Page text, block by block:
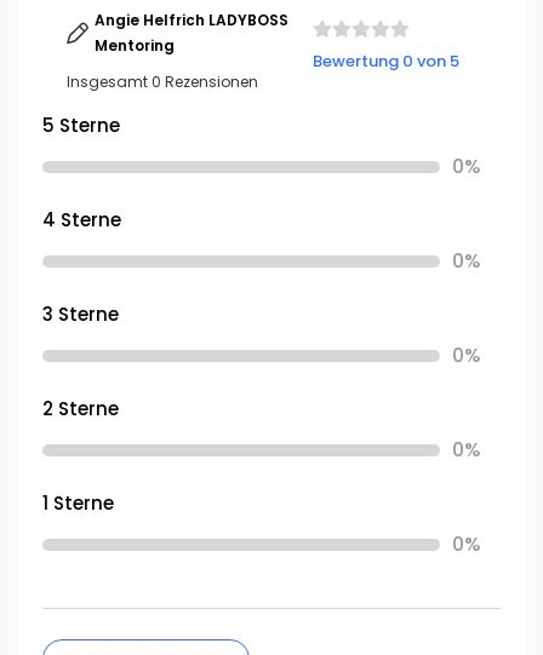
Angie Helfrich LADYBOSS
Mentoring
Insgesamt 0 Rezensionen
Bewertung 0 von 5
5 Sterne
0%
4 Sterne
0%
3 Sterne
0%
2 Sterne
0%
1 Sterne
0%